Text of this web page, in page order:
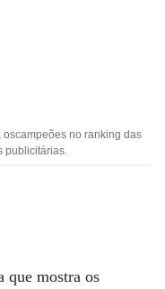
oscampeões no ranking das
publicitárias.
que mostra os